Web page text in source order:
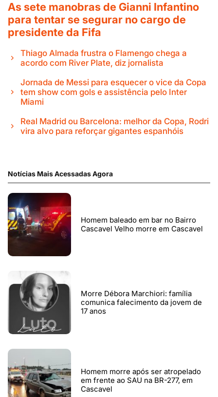
As sete manobras de Gianni Infantino
para tentar se segurar no cargo de
presidente da Fifa
Thiago Almada frustra o Flamengo chega a
acordo com River Plate, diz jornalista
Jornada de Messi para esquecer o vice da Copa
tem show com gols e assistência pelo Inter
Miami
Real Madrid ou Barcelona: melhor da Copa, Rodri
vira alvo para reforçar gigantes espanhóis
Notícias Mais Acessadas Agora
Homem baleado em bar no Bairro
Cascavel Velho morre em Cascavel
Morre Débora Marchiori: família
comunica falecimento da jovem de
17 anos
Homem morre após ser atropelado
em frente ao SAU na BR-277, em
Cascavel